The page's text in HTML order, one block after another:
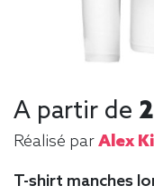
A partir de
Réalisé parAlex
T-shirt manches